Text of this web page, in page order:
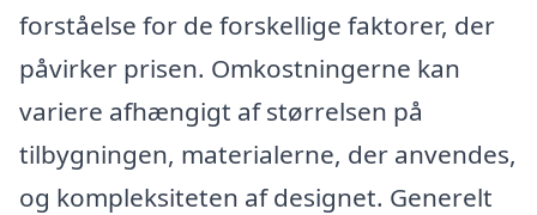
forståelse for de forskellige faktorer, der
påvirker prisen. Omkostningerne kan
variere afhængigt af størrelsen på
tilbygningen, materialerne, der anvendes,
og kompleksiteten af designet. Generelt